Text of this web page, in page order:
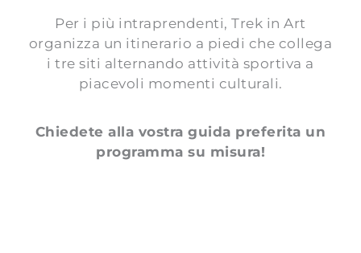
Per i più intraprendenti, Trek in Art
organizza un itinerario a piedi che collega
i tre siti alternando attività sportiva a
piacevoli momenti culturali.
Chiedete alla vostra guida preferita un
programma su misura!